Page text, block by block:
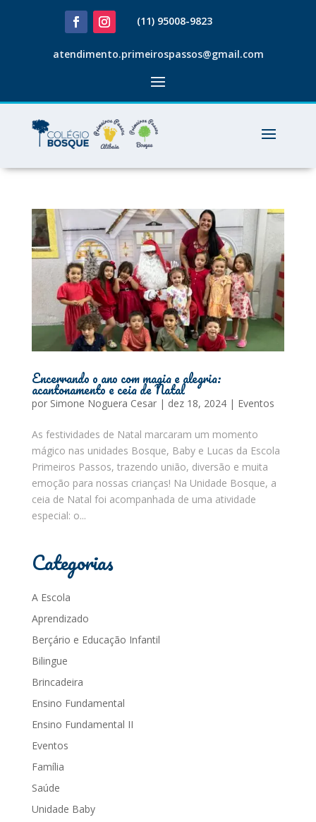
atendimento.primeirospassos@gmail.com
(11) 95008-9823
Encerrando o ano com magia e alegria:
acantonamento e ceia de Natal
por Simone Noguera Cesar| dez 18, 2024| Eventos
As festividades de Natal marcaram um momento
mágico nas unidades Bosque, Baby e Lucas da Escola
Primeiros Passos, trazendo união, diversão e muita
emoção para nossas crianças! Na Unidade Bosque, a
ceia de Natal foi acompanhada de uma atividade
especial: o...
Categorias
A Escola
Aprendizado
Berçário e Educação Infantil
Bilingue
Brincadeira
Ensino Fundamental
Ensino Fundamental II
Eventos
Família
Saúde
Unidade Baby